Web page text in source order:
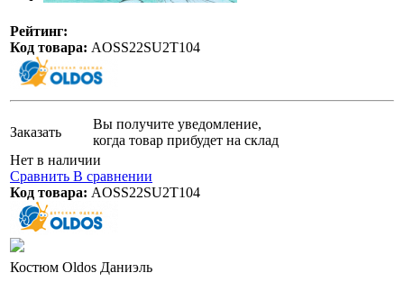
Рейтинг:
Код товара: AOSS22SU2T104
Заказать
Вы получите уведомление,
когда товар прибудет на склад
Нет в наличии
Сравнить В сравнении
Код товара: AOSS22SU2T104
Костюм Oldos Даниэль